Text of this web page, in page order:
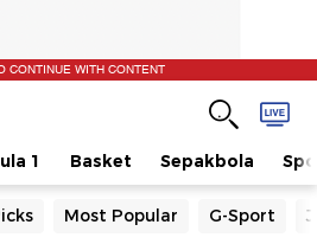
CONTINUE WITH CONTENT
1 Basket Sepakbola
Most Popular G-Sport